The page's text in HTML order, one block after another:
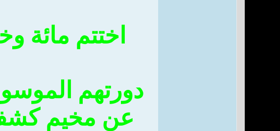
اختتم مائة
دورتهم
عن مخيم